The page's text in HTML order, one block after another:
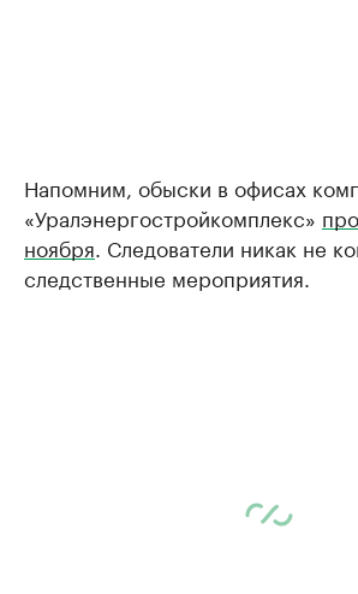
Напомним, обыски в офисах
«Уралэнергостройкомплекс»
ноября . Следователи никак не
следственные мероприятия.